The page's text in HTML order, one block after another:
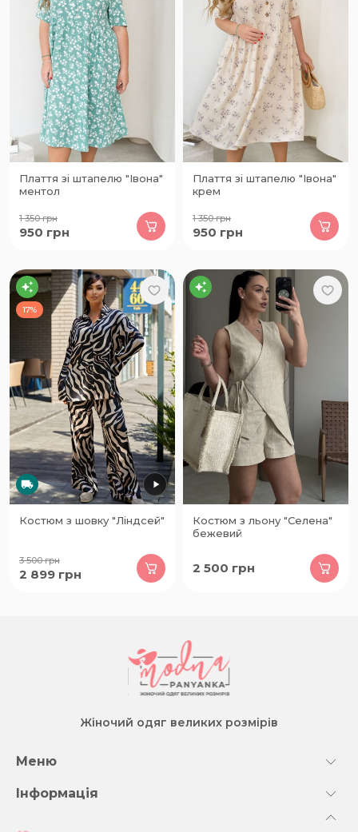
Плаття зі штапелю "Івона"
ментол
1 350грн
950 грн
Плаття зі штапелю "Івона"
крем
1 350грн
950 грн
17%
Костюм з шовку "Ліндсей"
3 500грн
2 899 грн
Костюм з льону "Селена"
бежевий
2 500 грн
Жіночий одяг великих розмірів
Меню
Інформація